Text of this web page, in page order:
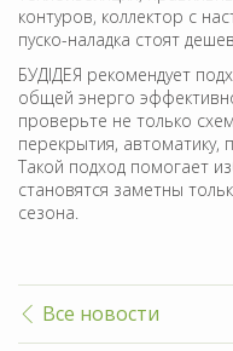
контуров, коллектор с
пуско-наладка стоят
БУДІДЕЯ рекомендует
общей энерго
проверьте не только
перекрытия, автоматику,
Такой подход помогает
становятся заметны
сезона.
Все новости